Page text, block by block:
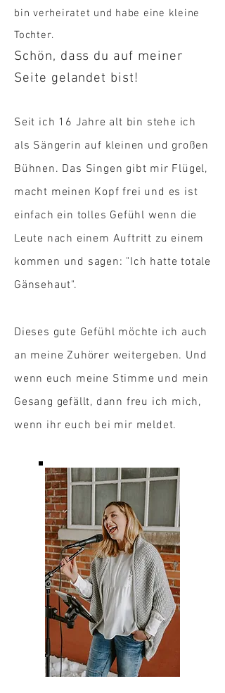
bin verheiratet und habe eine kleine
Tochter.
Schön, dass du auf meiner
Seite gelandet bist!
Seit ich 16 Jahre alt bin stehe ich
als Sängerin auf kleinen und großen
Bühnen. Das Singen gibt mir Flügel,
macht meinen Kopf frei und es ist
einfach ein tolles Gefühl wenn die
Leute nach einem Auftritt zu einem
kommen und sagen: "Ich hatte totale
Gänsehaut".
Dieses gute Gefühl möchte ich auch
an meine Zuhörer weitergeben. Und
wenn euch meine Stimme und mein
Gesang gefällt, dann freu ich mich,
wenn ihr euch bei mir meldet.